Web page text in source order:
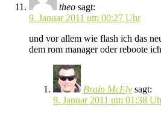
theo sagt:
9. Januar 2011 um 00:27 Uhr
und vor allem wie flash ich das
dem rom manager oder reboote
Brain McFly sagt:
9. Januar 2011 um 01:38